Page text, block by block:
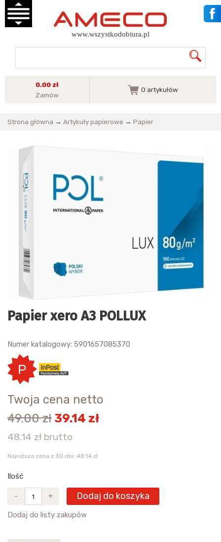
www.wszystkodobiura.pl
0.00 zł
Zamów
0 artykułów
Strona główna → Artykuły papierowe → Papier
Papier xero A3 POLLUX
Numer katalogowy: 5901657085370
Twoja cena netto
49.00 zł 39.14 zł
48.14 zł brutto
Najniższa cena z 30 dni: 48.14 zł
Ilość
- + Dodaj do koszyka
Dodaj do listy zakupów